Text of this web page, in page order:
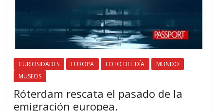
CURIOSIDADES EUROPA FOTO DEL DÍA
MUNDO
MUSEOS
Róterdam rescata el pasado de la
emigración europea.